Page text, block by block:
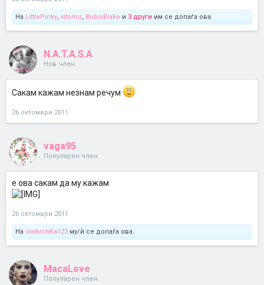
На LittlePinky, vitomir, BubsiBlake и 3 други им се допаѓа ова.
N.A.T.A.S.A
Нов член
Сакам кажам незнам речум
26 октомври 2011
vaga95
Популарен член
е ова сакам да му кажам
26 октомври 2011
На slatkichKa123 му/ѝ се допаѓа ова.
MacaLove
Популарен член